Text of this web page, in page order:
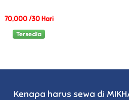
70,000 /30 Hari
Tersedia
Kenapa harus sewa di